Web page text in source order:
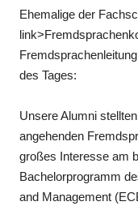
Ehemalige der
des Tages:
Unsere Alumni
angehenden
großes Interesse am
Bachelorprogramm
and Management